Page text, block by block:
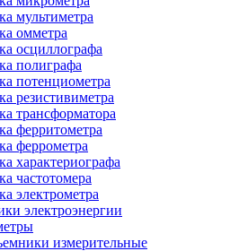
мультиметра
омметра
осциллографа
полиграфа
потенциометра
резистивиметра
трансформатора
ферритометра
феррометра
характериографа
частотомера
электрометра
электроэнергии
измерительные